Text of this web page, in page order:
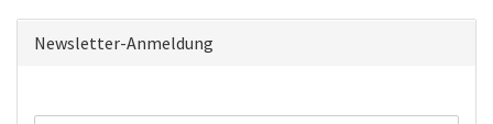
Newsletter-Anmeldung